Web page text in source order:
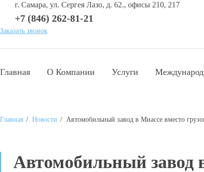
г. Самара, ул. Сергея Лазо, д. 62., офисы 210, 217
+7 (846) 262-81-21
Заказать звонок
Главная О Компании Услуги
Главная / Новости / Автомобильный завод в Миассе вместо
Автомобильный завод